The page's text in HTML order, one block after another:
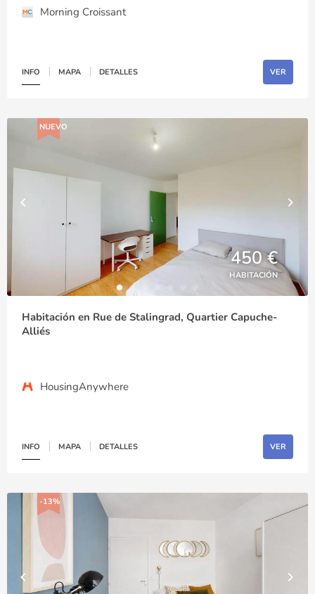
Morning Croissant
INFO MAPA DETALLES VER
NUEVO
450 €
HABITACIÓN
Habitación en Rue de Stalingrad, Quartier Capuche-
Alliés
HousingAnywhere
INFO MAPA DETALLES VER
-13%